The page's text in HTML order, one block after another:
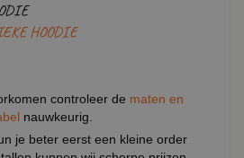
HOODIE
controleer de maten en
nauwkeurig.
je beter eerst een kleine order